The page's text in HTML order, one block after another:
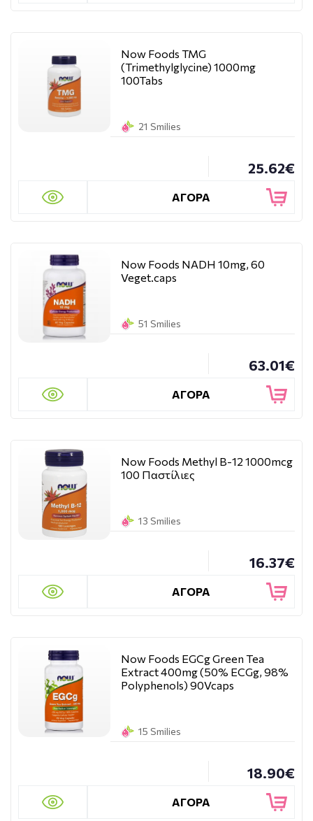
Now Foods TMG
(Trimethylglycine) 1000mg
100Tabs
21 Smilies
25.62€
ΑΓΟΡΑ
Now Foods NADH 10mg, 60
Veget.caps
51 Smilies
63.01€
ΑΓΟΡΑ
Now Foods Methyl B-12 1000mcg
100 Παστίλιες
13 Smilies
16.37€
ΑΓΟΡΑ
Now Foods EGCg Green Tea
Extract 400mg (50% ECGg, 98%
Polyphenols) 90Vcaps
15 Smilies
18.90€
ΑΓΟΡΑ